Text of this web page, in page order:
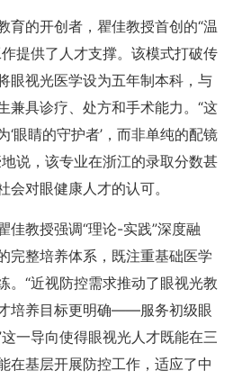
育的开创者，瞿佳教授首创的“温
提供了人才支撑。该模式打破传
眼视光医学设为五年制本科，与
兼具诊疗、处方和手术能力。“这
眼睛的守护者’，而非单纯的配镜
说，该专业在浙江的录取分数甚
对眼健康人才的认可。
佳教授强调“理论-实践”深度融
完整培养体系，既注重基础医学
。“近视防控需求推动了眼视光教
培养目标更明确——服务初级眼
一导向使得眼视光人才既能在三
在基层开展防控工作，适应了中